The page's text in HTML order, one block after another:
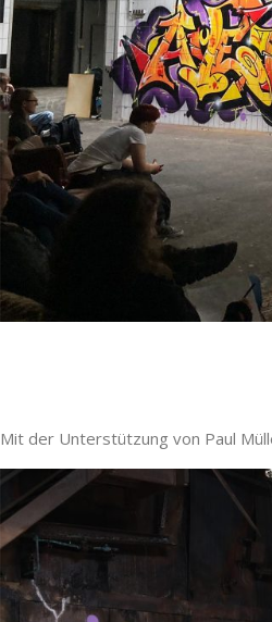
Mit der Unterstützung von Paul